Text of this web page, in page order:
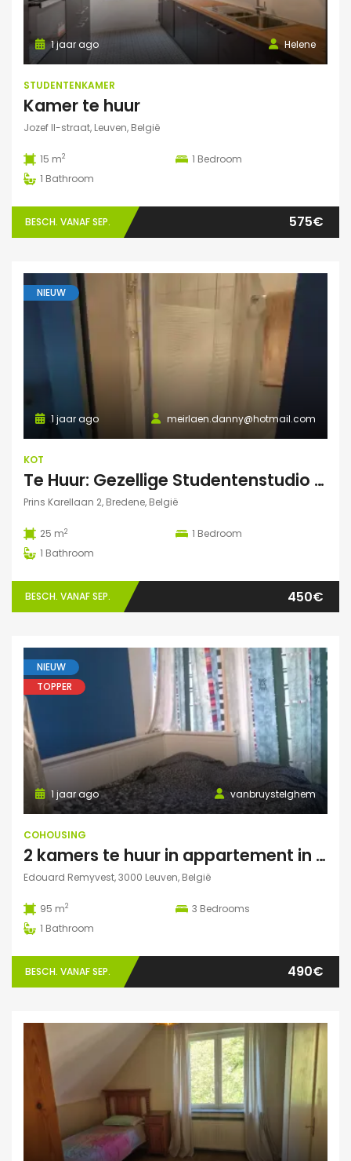
Helene
1 jaar ago
STUDENTENKAMER
Kamer te huur
Jozef II-straat, Leuven, België
15 m2 1 Bedroom
1 Bathroom
BESCH. VANAF SEP. 575€
NIEUW
meirlaen.danny@hotmail.com
1 jaar ago
KOT
Te Huur: Gezellige Studentenstudio 25m² in Bredene Duinen – Dicht bij Zee en VIVES!
Prins Karellaan 2, Bredene, België
25 m2 1 Bedroom
1 Bathroom
BESCH. VANAF SEP. 450€
NIEUW
TOPPER
vanbruystelghem
1 jaar ago
COHOUSING
2 kamers te huur in appartement in Leuven
Edouard Remyvest, 3000 Leuven, België
95 m2 3 Bedrooms
1 Bathroom
BESCH. VANAF SEP. 490€